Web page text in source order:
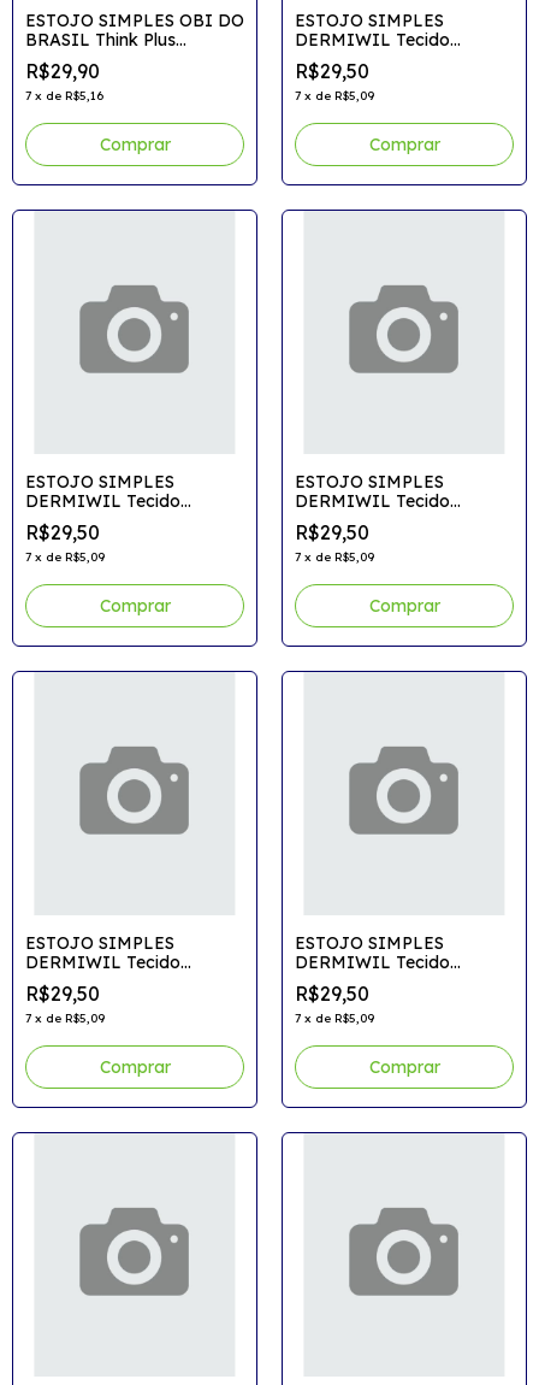
ESTOJO SIMPLES OBI DO
BRASIL Think Plus
Standard
R$29,90
7 x de R$5,16
ESTOJO SIMPLES
DERMIWIL Tecido
Container Colors
R$29,50
7 x de R$5,09
ESTOJO SIMPLES
DERMIWIL Tecido
Container Colors
R$29,50
7 x de R$5,09
ESTOJO SIMPLES
DERMIWIL Tecido
Container Colors
R$29,50
7 x de R$5,09
ESTOJO SIMPLES
DERMIWIL Tecido
Container Colors
R$29,50
7 x de R$5,09
ESTOJO SIMPLES
DERMIWIL Tecido
Container Colors
R$29,50
7 x de R$5,09